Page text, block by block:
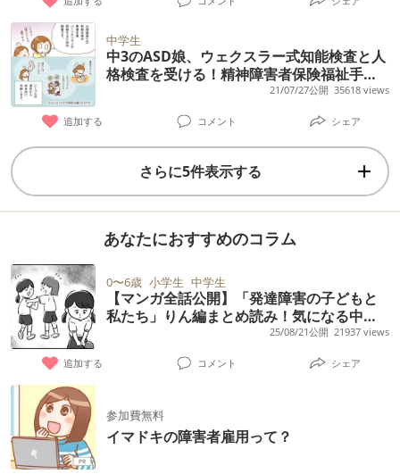
中学生
中3のASD娘、ウェクスラー式知能検査と人
格検査を受ける！精神障害者保険福祉手帳
21/07/27公開 35618 views
追加する コメント シェア
さらに5件表示する
あなたにおすすめのコラム
0〜6歳 小学生 中学生
【マンガ全話公開】「発達障害の子どもと
私たち」りん編まとめ読み！気になる中学
25/08/21公開 21937 views
追加する コメント シェア
参加費無料
イマドキの障害者雇用って？